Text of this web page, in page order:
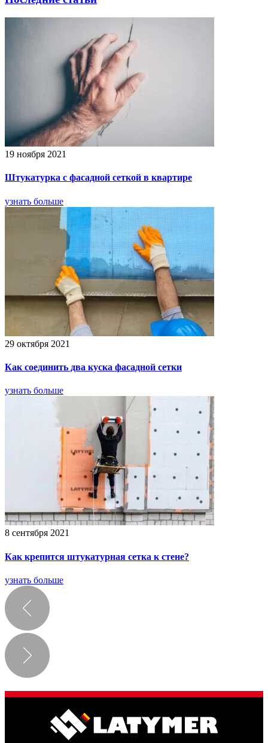
19 ноября 2021
Штукатурка с фасадной сеткой в квартире
узнать больше
29 октября 2021
Как соединить два куска фасадной сетки
узнать больше
8 сентября 2021
Как крепится штукатурная сетка к стене?
узнать больше